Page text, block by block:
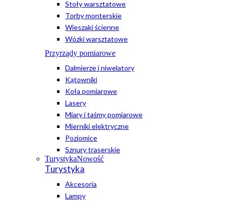
Stoły warsztatowe
Torby monterskie
Wieszaki ścienne
Wózki warsztatowe
Przyrządy pomiarowe
Dalmierze i niwelatory
Kątowniki
Koła pomiarowe
Lasery
Miary i taśmy pomiarowe
Mierniki elektryczne
Poziomice
Sznury traserskie
TurystykaNowość
Turystyka
Akcesoria
Lampy